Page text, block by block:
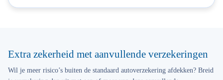
Extra zekerheid met aanvullende verzekeringen
Wil je meer risico’s buiten de standaard autoverzekering afdekken? Breid